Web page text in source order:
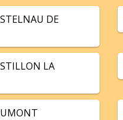
DE
LA